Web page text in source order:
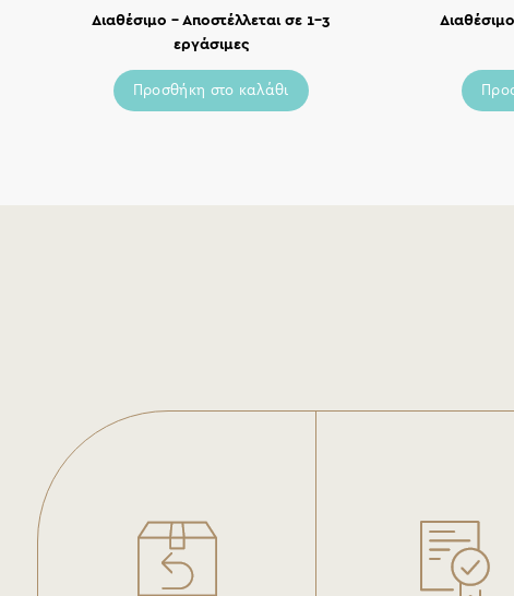
Διαθέσιμο – Αποστέλλεται σε 1-3
εργάσιμες
Προσθήκη στο καλάθι